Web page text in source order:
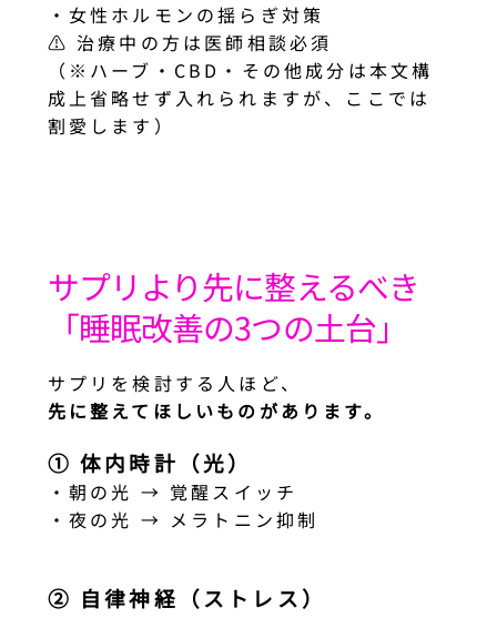
・女性ホルモンの揺らぎ対策
⚠ 治療中の方は医師相談必須
（※ハーブ・CBD・その他成分は本文構
成上省略せず入れられますが、ここでは
割愛します）
サプリより先に整えるべき
「睡眠改善の3つの土台」
サプリを検討する人ほど、
先に整えてほしいものがあります。
① 体内時計（光）
・朝の光 → 覚醒スイッチ
・夜の光 → メラトニン抑制
② 自律神経（ストレス）